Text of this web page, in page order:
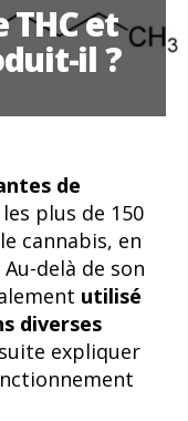
THC et
il ?
de
plus de 150
cannabis, en
delà de son
utilisé
diverses
expliquer